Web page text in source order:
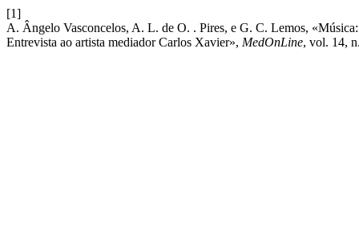
[1]
A. Ângelo Vasconcelos, A. L. de O. . Pires, e G. C. Lemos,
Entrevista ao artista mediador Carlos Xavier», MedOnLine, vol. 14,